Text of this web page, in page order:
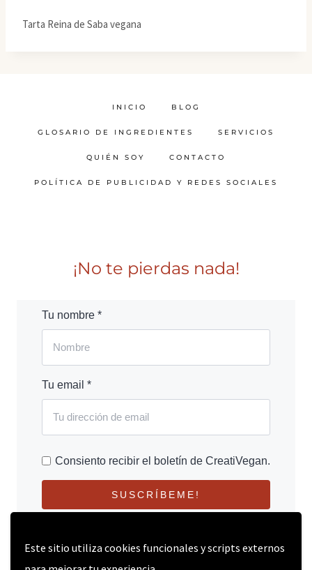
Este sitio utiliza cookies funcionales y scripts externos
Tarta Reina de Saba vegana
INICIO BLOG
GLOSARIO DE INGREDIENTES SERVICIOS
QUIÉN SOY CONTACTO
POLÍTICA DE PUBLICIDAD Y REDES SOCIALES
¡No te pierdas nada!
Tu nombre *
Tu email *
Consiento recibir el boletín de CreatiVegan.
SUSCRÍBEME!